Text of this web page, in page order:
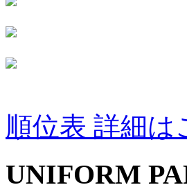
順位表 詳細は
UNIFORM